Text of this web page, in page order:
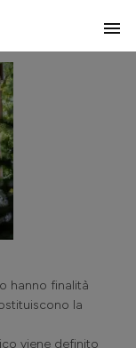
hanno finalità
la
viene definito